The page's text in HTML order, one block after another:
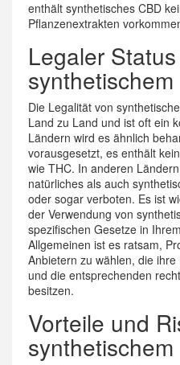
enthält synthetisches CBD
Pflanzenextrakten
Legaler
Die Legalität von
Land zu Land und ist oft ein
Ländern wird es ähnlich
vorausgesetzt, es enthält
wie THC. In anderen
natürliches als auch
oder sogar verboten. Es ist
der Verwendung von
spezifischen Gesetze in
Allgemeinen ist es ratsam,
Anbietern zu wählen, die
und die entsprechenden
besitzen.
Vorteile und
synthetischem